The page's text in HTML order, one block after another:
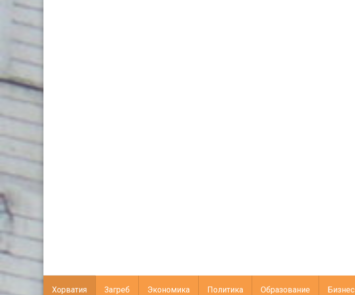
Хорватия Загреб Экономика Политика Образование Бизнес